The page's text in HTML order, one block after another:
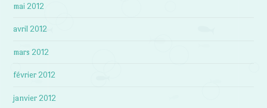
mai 2012
avril 2012
mars 2012
février 2012
janvier 2012